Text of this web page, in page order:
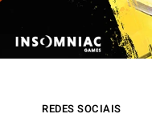
REDES SOCIAIS